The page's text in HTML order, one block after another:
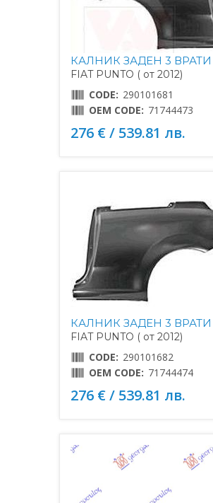
КАЛНИК ЗАДЕН 3 ВРАТИ
FIAT PUNTO ( от 2012)
CODE: 290101681
OEM CODE: 71744473
276 € / 539.81 лв.
КАЛНИК ЗАДЕН 3 ВРАТИ
FIAT PUNTO ( от 2012)
CODE: 290101682
OEM CODE: 71744474
276 € / 539.81 лв.